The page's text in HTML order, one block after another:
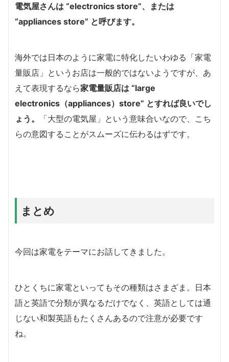
電気屋さんは “electronics store”、または
“appliances store” と呼びます。
海外では日本のように家電に特化したいわゆる「家電
量販店」というお店は一般的ではないようですが、あ
えて表現するなら家電量販店は “large
electronics（appliances）store” とすれば良いでし
ょう。
「大型の電気屋」という意味合いなので、こち
らの意図することがスムーズに伝わるはずです。
まとめ
今回は家電をテーマにお話してきました。
ひとくちに家電といってもその種類はさまざま。日本
語と英語で分類が異なるだけでなく、英語としては通
じない和製英語もたくさんあるので注意が必要です
ね。